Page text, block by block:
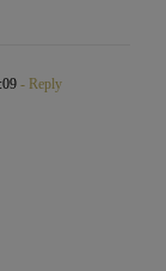
- Reply